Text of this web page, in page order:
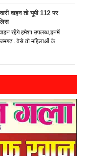
वाहन तो यूपी 112 पर
रहेंगे हमेशा उपलब्ध,इनमें
: वैसे तो महिलाओं के